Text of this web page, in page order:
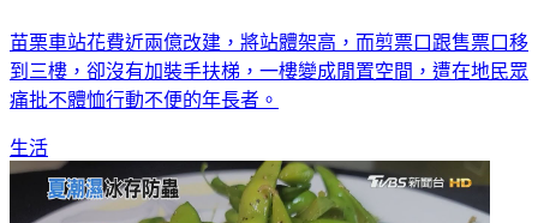
苗栗車站花費近兩億改建，將站體架高，而剪票口跟售票口移
到三樓，卻沒有加裝手扶梯，一樓變成閒置空間，遭在地民眾
痛批不體恤行動不便的年長者。
生活